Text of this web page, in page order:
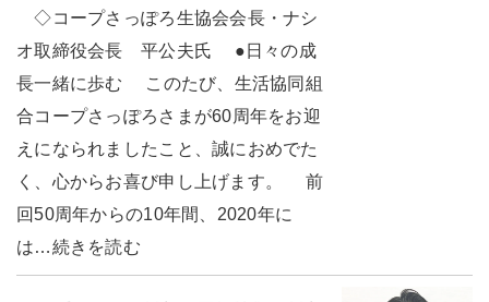
◇コープさっぽろ生協会会長・ナシ
オ取締役会長 平公夫氏 ●日々の成
長一緒に歩む このたび、生活協同組
合コープさっぽろさまが60周年をお迎
えになられましたこと、誠におめでた
く、心からお喜び申し上げます。 前
回50周年からの10年間、2020年に
は…続きを読む